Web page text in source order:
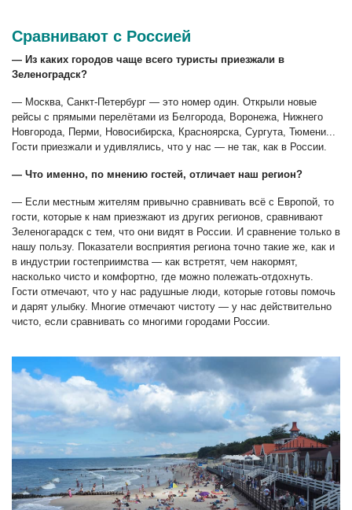
Сравнивают с Россией
— Из каких городов чаще всего туристы приезжали в
Зеленоградск?
— Москва, Санкт-Петербург — это номер один. Открыли новые
рейсы с прямыми перелётами из Белгорода, Воронежа, Нижнего
Новгорода, Перми, Новосибирска, Красноярска, Сургута, Тюмени...
Гости приезжали и удивлялись, что у нас — не так, как в России.
— Что именно, по мнению гостей, отличает наш регион?
— Если местным жителям привычно сравнивать всё с Европой, то
гости, которые к нам приезжают из других регионов, сравнивают
Зеленогарадск с тем, что они видят в России. И сравнение только в
нашу пользу. Показатели восприятия региона точно такие же, как и
в индустрии гостеприимства — как встретят, чем накормят,
насколько чисто и комфортно, где можно полежать-отдохнуть.
Гости отмечают, что у нас радушные люди, которые готовы помочь
и дарят улыбку. Многие отмечают чистоту — у нас действительно
чисто, если сравнивать со многими городами России.